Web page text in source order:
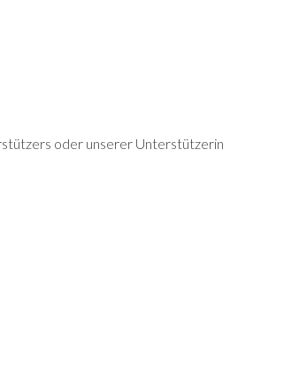
oder unserer Unterstützerin